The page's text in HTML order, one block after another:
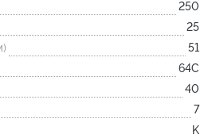
250
25
51
64С
40
7
K